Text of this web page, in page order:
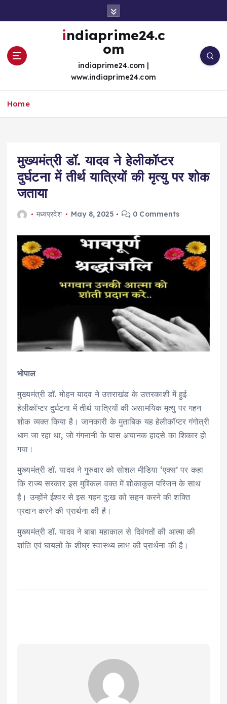
indiaprime24.c
om
indiaprime24.com |
www.indiaprime24.com
Home
मुख्यमंत्री डॉ. यादव ने हेलीकॉप्टर
दुर्घटना में तीर्थ यात्रियों की मृत्यु पर शोक
जताया
मध्यप्रदेश May 8, 2025 0 Comments
भोपाल
मुख्यमंत्री डॉ. मोहन यादव ने उत्तराखंड के उत्तरकाशी में हुई
हेलीकॉप्टर दुर्घटना में तीर्थ यात्रियों की असामयिक मृत्यु पर गहन
शोक व्यक्त किया है। जानकारी के मुताबिक यह हेलीकॉप्टर गंगोत्री
धाम जा रहा था, जो गंगनानी के पास अचानक हादसे का शिकार हो
गया।
मुख्यमंत्री डॉ. यादव ने गुरुवार को सोशल मीडिया ‘एक्स’ पर कहा
कि राज्य सरकार इस मुश्किल वक्त में शोकाकुल परिजन के साथ
है। उन्होंने ईश्वर से इस गहन दु:ख को सहन करने की शक्ति
प्रदान करने की प्रार्थना की है।
मुख्यमंत्री डॉ. यादव ने बाबा महाकाल से दिवंगतों की आत्मा की
शांति एवं घायलों के शीघ्र स्वास्थ्य लाभ की प्रार्थना की है।